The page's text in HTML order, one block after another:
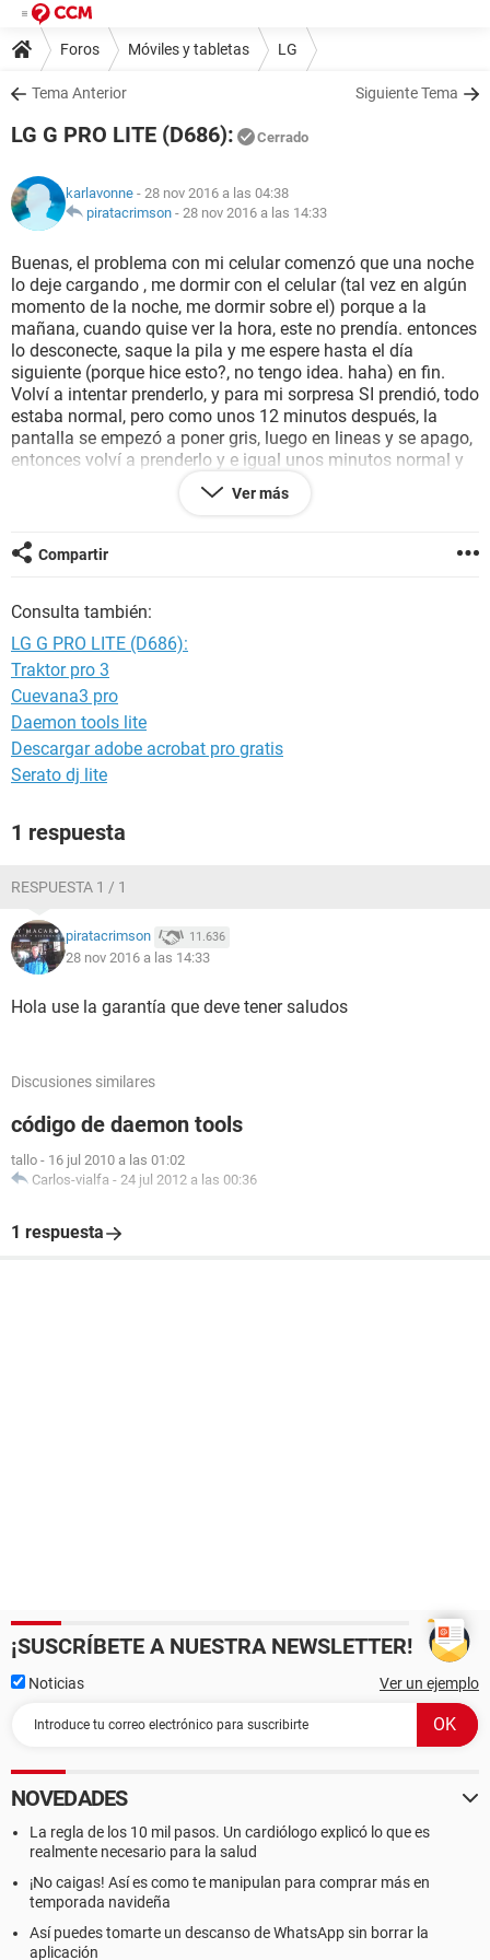
Foros Móviles y tabletas LG
Tema Anterior Siguiente Tema
LG G PRO LITE (D686): Cerrado
karlavonne - 28 nov 2016 a las 04:38
piratacrimson - 28 nov 2016 a las 14:33
Buenas, el problema con mi celular comenzó que una noche
lo deje cargando , me dormir con el celular (tal vez en algún
momento de la noche, me dormir sobre el) porque a la
mañana, cuando quise ver la hora, este no prendía. entonces
lo desconecte, saque la pila y me espere hasta el día
siguiente (porque hice esto?, no tengo idea. haha) en fin.
Volví a intentar prenderlo, y para mi sorpresa SI prendió, todo
estaba normal, pero como unos 12 minutos después, la
pantalla se empezó a poner gris, luego en lineas y se apago,
entonces volví a prenderlo y e igual unos minutos normal y
de pronto la pantalla se apaga. alguna sugerencia sobre
cual sera el problema? saldrá muy caro mandarlo con algún
aguanta como 30 min y luego de repente se apagar y aveces
tardo hasta 2 días en que prenda.
+: unos 2 meses antes, lo mande a reparar porque se cayo y
la pantalla se había desconectado según.
(disculpen si hay algún error ortográfico) GRACIAS :)
Ver más
Compartir
Consulta también:
LG G PRO LITE (D686):
Traktor pro 3
Cuevana3 pro
Daemon tools lite
Descargar adobe acrobat pro gratis
Serato dj lite
1 respuesta
RESPUESTA 1 / 1
piratacrimson 11.636
28 nov 2016 a las 14:33
Hola use la garantía que deve tener saludos
Discusiones similares
código de daemon tools
tallo - 16 jul 2010 a las 01:02
Carlos-vialfa - 24 jul 2012 a las 00:36
1 respuesta
¡SUSCRÍBETE A NUESTRA NEWSLETTER!
Noticias Ver un ejemplo
NOVEDADES
La regla de los 10 mil pasos. Un cardiólogo explicó lo que es
realmente necesario para la salud
¡No caigas! Así es como te manipulan para comprar más en
temporada navideña
Así puedes tomarte un descanso de WhatsApp sin borrar la
aplicación